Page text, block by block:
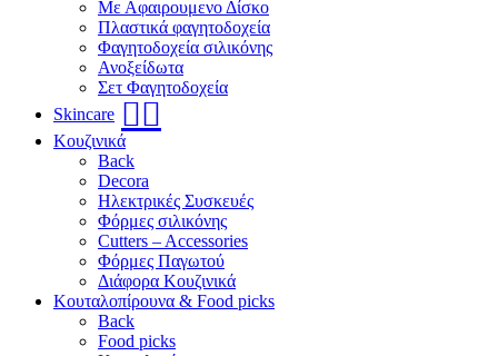
Με Αφαιρουμενο Δίσκο
Πλαστικά φαγητοδοχεία
Φαγητοδοχεία σιλικόνης
Ανοξείδωτα
Σετ Φαγητοδοχεία
Skincare 🧖‍♀️
Κουζινικά
Back
Decora
Ηλεκτρικές Συσκευές
Φόρμες σιλικόνης
Cutters – Accessories
Φόρμες Παγωτού
Διάφορα Κουζινικά
Κουταλοπίρουνα & Food picks
Back
Food picks